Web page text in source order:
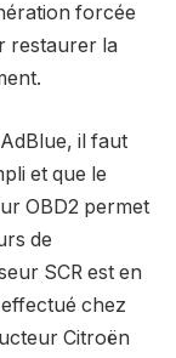
forcée
restaurer la
il faut
et que le
OBD2 permet
de
SCR est en
chez
Citroën